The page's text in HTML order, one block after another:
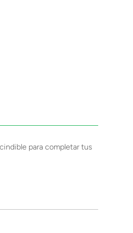
para completar tus